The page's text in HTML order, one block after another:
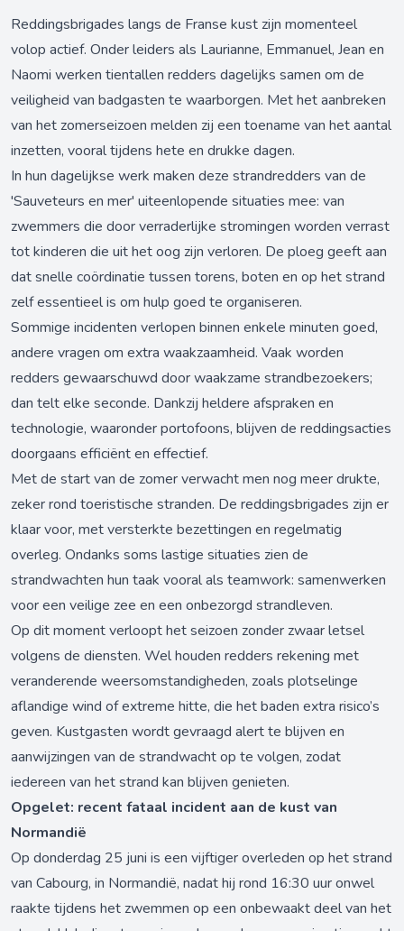
Reddingsbrigades langs de Franse kust zijn momenteel
volop actief. Onder leiders als Laurianne, Emmanuel, Jean en
Naomi werken tientallen redders dagelijks samen om de
veiligheid van badgasten te waarborgen. Met het aanbreken
van het zomerseizoen melden zij een toename van het aantal
inzetten, vooral tijdens hete en drukke dagen.
In hun dagelijkse werk maken deze strandredders van de
'Sauveteurs en mer' uiteenlopende situaties mee: van
zwemmers die door verraderlijke stromingen worden verrast
tot kinderen die uit het oog zijn verloren. De ploeg geeft aan
dat snelle coördinatie tussen torens, boten en op het strand
zelf essentieel is om hulp goed te organiseren.
Sommige incidenten verlopen binnen enkele minuten goed,
andere vragen om extra waakzaamheid. Vaak worden
redders gewaarschuwd door waakzame strandbezoekers;
dan telt elke seconde. Dankzij heldere afspraken en
technologie, waaronder portofoons, blijven de reddingsacties
doorgaans efficiënt en effectief.
Met de start van de zomer verwacht men nog meer drukte,
zeker rond toeristische stranden. De reddingsbrigades zijn er
klaar voor, met versterkte bezettingen en regelmatig
overleg. Ondanks soms lastige situaties zien de
strandwachten hun taak vooral als teamwork: samenwerken
voor een veilige zee en een onbezorgd strandleven.
Op dit moment verloopt het seizoen zonder zwaar letsel
volgens de diensten. Wel houden redders rekening met
veranderende weersomstandigheden, zoals plotselinge
aflandige wind of extreme hitte, die het baden extra risico’s
geven. Kustgasten wordt gevraagd alert te blijven en
aanwijzingen van de strandwacht op te volgen, zodat
iedereen van het strand kan blijven genieten.
Opgelet: recent fataal incident aan de kust van
Normandië
Op donderdag 25 juni is een vijftiger overleden op het strand
van Cabourg, in Normandië, nadat hij rond 16:30 uur onwel
raakte tijdens het zwemmen op een onbewaakt deel van het